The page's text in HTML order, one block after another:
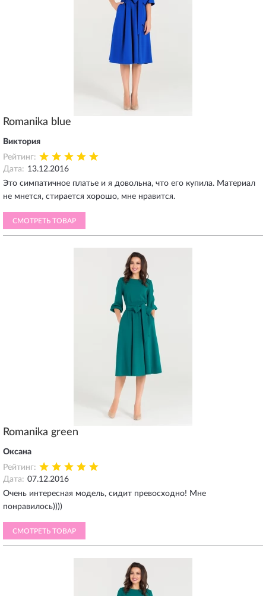
Romanika blue
Виктория
Рейтинг:
Дата: 13.12.2016
Это симпатичное платье и я довольна, что его купила. Материал
не мнется, стирается хорошо, мне нравится.
СМОТРЕТЬ ТОВАР
Romanika green
Оксана
Рейтинг:
Дата: 07.12.2016
Очень интересная модель, сидит превосходно! Мне
понравилось))))
СМОТРЕТЬ ТОВАР